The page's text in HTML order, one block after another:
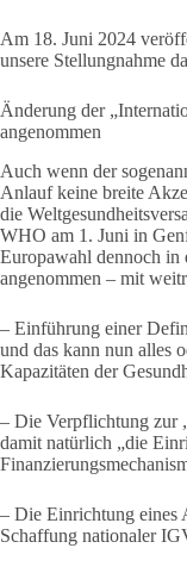
Am 18. Juni 2024
unsere Stellungnahme
Änderung der
angenommen
Auch wenn der
Anlauf keine breite
die
WHO am 1. Juni in
Europawahl dennoch
angenommen – mit
– Einführung einer
und das kann nun alles
Kapazitäten der
– Die Verpflichtung zur
damit natürlich „die
– Die Einrichtung eines
Schaffung nationaler